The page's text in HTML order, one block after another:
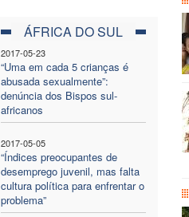
ÁFRICA DO SUL
2017-05-23
“Uma em cada 5 crianças é
abusada sexualmente”:
denúncia dos Bispos sul-
africanos
2017-05-05
“Índices preocupantes de
desemprego juvenil, mas falta
cultura política para enfrentar o
problema”